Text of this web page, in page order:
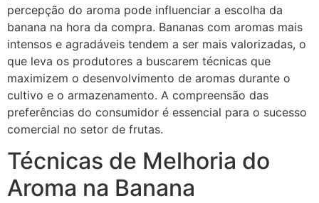
percepção do aroma pode influenciar a escolha da
banana na hora da compra. Bananas com aromas mais
intensos e agradáveis tendem a ser mais valorizadas, o
que leva os produtores a buscarem técnicas que
maximizem o desenvolvimento de aromas durante o
cultivo e o armazenamento. A compreensão das
preferências do consumidor é essencial para o sucesso
comercial no setor de frutas.
Técnicas de Melhoria do
Aroma na Banana